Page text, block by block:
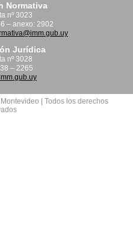
Normativa
nº 3023
– anexo: 2902
Jurídica
nº 3028
– 2265
| Todos los derechos